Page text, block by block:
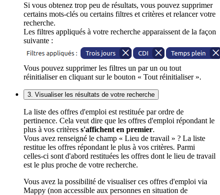
Si vous obtenez trop peu de résultats, vous pouvez supprimer
certains mots-clés ou certains filtres et critères et relancer votre
recherche.
Les filtres appliqués à votre recherche apparaissent de la façon
suivante :
Vous pouvez supprimer les filtres un par un ou tout
réinitialiser en cliquant sur le bouton « Tout réinitialiser ».
3. Visualiser les résultats de votre recherche
La liste des offres d'emploi est restituée par ordre de
pertinence. Cela veut dire que les offres d'emploi répondant le
plus à vos critères s'affichent en premier.
Vous avez renseigné le champ « Lieu de travail » ? La liste
restitue les offres répondant le plus à vos critères. Parmi
celles-ci sont d'abord restituées les offres dont le lieu de travail
est le plus proche de votre recherche.
Vous avez la possibilité de visualiser ces offres d'emploi via
Mappy (non accessible aux personnes en situation de